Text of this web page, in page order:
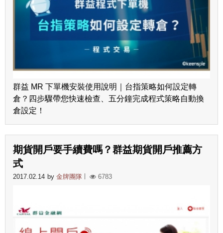
群益 MR 下單機安裝使用說明｜台指策略如何設定轉
倉？四步驟帶您快速檢查、五分鐘完成程式策略自動換
倉設定！
期貨開戶要手續費嗎？群益期貨開戶推薦方
式
2017.02.14 by 金牌團隊 6783